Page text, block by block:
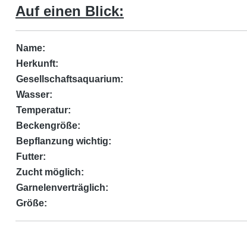
Auf einen Blick:
Name:
Herkunft:
Gesellschaftsaquarium:
Wasser:
Temperatur:
Beckengröße:
Bepflanzung wichtig:
Futter:
Zucht möglich:
Garnelenverträglich:
Größe: